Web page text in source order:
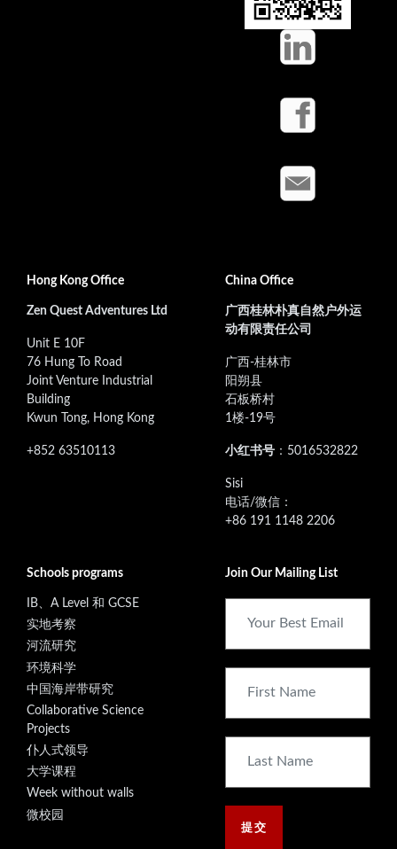
Hong Kong Office
Zen Quest Adventures Ltd
Unit E 10F
76 Hung To Road
Joint Venture Industrial
Building
Kwun Tong, Hong Kong
+852 63510113
China Office
广西桂林朴真自然户外运
动有限责任公司
广西-桂林市
阳朔县
石板桥村
1楼-19号
小红书号 ：5016532822
‭Sisi
电话/微信：
+86 191 1148 2206
Schools programs
IB、A Level 和 GCSE
实地考察
河流研究
环境科学
中国海岸带研究
Collaborative Science
Projects
仆人式领导
大学课程
Week without walls
微校园
Join Our Mailing List